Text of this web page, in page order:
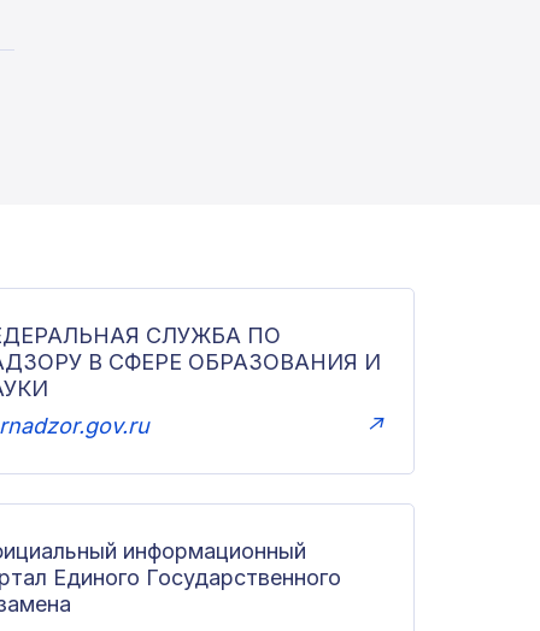
СЛУЖБА ПО
В СФЕРЕ ОБРАЗОВАНИЯ И
↗
информационный
Единого Государственного